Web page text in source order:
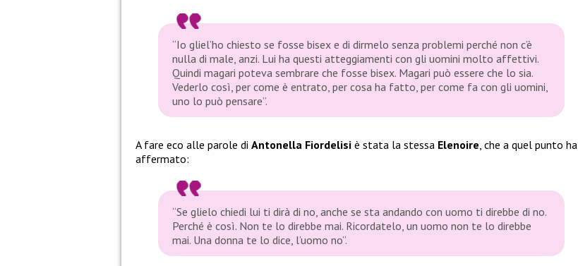
“Io gliel’ho chiesto se fosse bisex e di dirmelo senza problemi perché non c’è
nulla di male, anzi. Lui ha questi atteggiamenti con gli uomini molto affettivi.
Quindi magari poteva sembrare che fosse bisex. Magari può essere che lo sia.
Vederlo così, per come è entrato, per cosa ha fatto, per come fa con gli uomini,
uno lo può pensare”.
A fare eco alle parole di Antonella Fiordelisi è stata la stessa Elenoire, che a quel punto ha
affermato:
“Se glielo chiedi lui ti dirà di no, anche se sta andando con uomo ti direbbe di no.
Perché è così. Non te lo direbbe mai. Ricordatelo, un uomo non te lo direbbe
mai. Una donna te lo dice, l’uomo no”.